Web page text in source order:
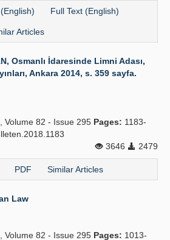
Full Text (English)
Articles
Osmanlı İdaresinde Limni Adası,
Ankara 2014, s. 359 sayfa.
Volume 82 - Issue 295 Pages: 1183-
3646
2479
PDF Similar Articles
Law
Volume 82 - Issue 295 Pages: 1013-